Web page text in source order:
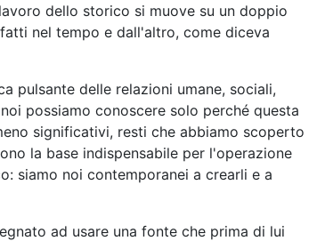
dello storico si muove su un doppio
nel tempo e dall'altro, come diceva
pulsante delle relazioni umane, sociali,
possiamo conoscere solo perché questa
significativi, resti che abbiamo scoperto
la base indispensabile per l'operazione
siamo noi contemporanei a crearli e a
ad usare una fonte che prima di lui